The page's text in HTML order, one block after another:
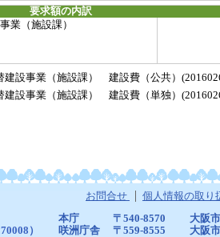
要求額の内訳
業（施設課）
建設事業（施設課） 建設費（公共）
建設事業（施設課） 建設費（単独）
お問合せ 個人情報の取り
）
本庁 〒540-8570
大阪
咲洲庁舎
〒559-8555
大阪